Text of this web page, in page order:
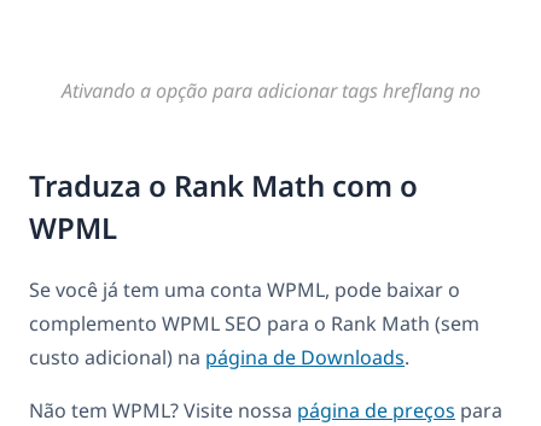
Ativando a opção para adicionar tags hreflang no
Traduza o Rank Math com o
WPML
Se você já tem uma conta WPML, pode baixar o
complemento WPML SEO para o Rank Math (sem
custo adicional) na página de Downloads.
Não tem WPML? Visite nossa página de preços para